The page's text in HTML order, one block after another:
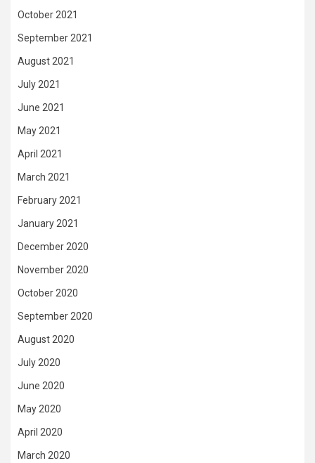
October 2021
September 2021
August 2021
July 2021
June 2021
May 2021
April 2021
March 2021
February 2021
January 2021
December 2020
November 2020
October 2020
September 2020
August 2020
July 2020
June 2020
May 2020
April 2020
March 2020